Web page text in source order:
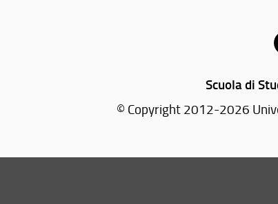
Scuola di
© Copyright 2012-2026